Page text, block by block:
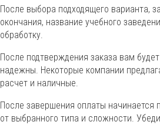
После выбора подходящего варианта,
окончания, название учебного
обработку.
После подтверждения заказа вам
надежны. Некоторые компании
расчет и наличные.
После завершения оплаты начинается
от выбранного типа и сложности.